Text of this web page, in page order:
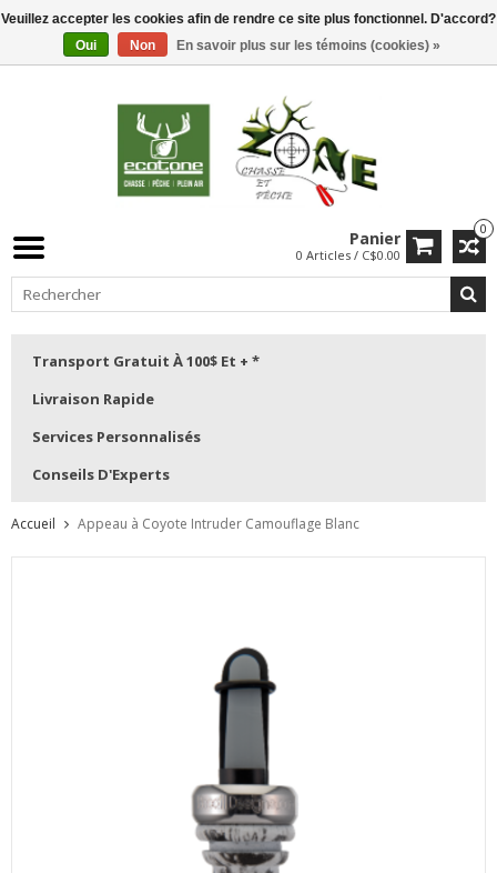
0
Panier
0 Articles / C$0.00
Transport Gratuit À 100$ Et + *
Livraison Rapide
Services Personnalisés
Conseils D'Experts
Accueil Appeau à Coyote Intruder Camouflage Blanc
Veuillez accepter les cookies afin de rendre ce site plus fonctionnel. D'accord?
Oui
Non En savoir plus sur les témoins (cookies) »